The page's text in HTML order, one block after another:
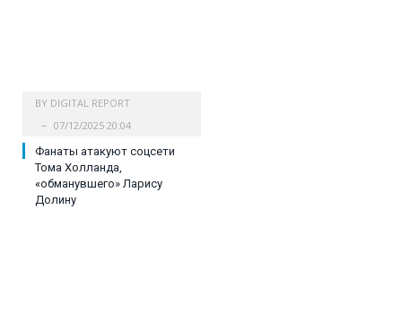
BY DIGITAL REPORT
07/12/2025 20:04
Фанаты атакуют соцсети
Тома Холланда,
«обманувшего» Ларису
Долину